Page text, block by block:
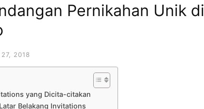
Pernikahan Unik di
27, 2018
yang Dicita-citakan
Belakang Invitations